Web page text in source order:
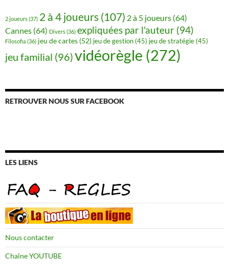
2 joueurs(37) 2 à 4 joueurs (107) 2 à 5 joueurs (64)
Cannes (64) Divers(36) expliquées par l'auteur (94)
Filosofia (36) jeu de cartes (52) jeu de gestion (45) jeu de stratégie (45)
jeu familial (96)vidéorègle (272)
RETROUVER NOUS SUR FACEBOOK
LES LIENS
Nous contacter
Chaîne YOUTUBE